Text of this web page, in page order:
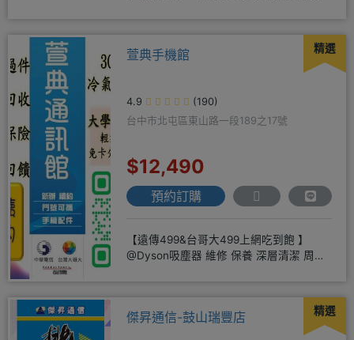
精選
萱典手機館
4.9
(190)
台中市北屯區東山路一段189之17號
$12,490
預約訂購
【遠傳499&台哥大499上網吃到飽 】
@Dyson吸塵器 維修 保養 深層清潔 周邊
精選
傑昇通信-鼓山瑞豐店